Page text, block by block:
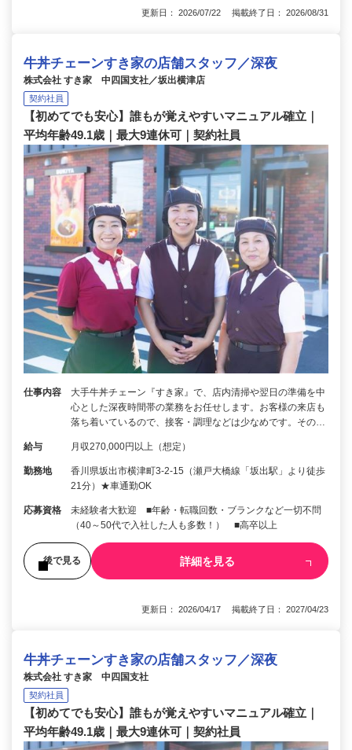
更新日： 2026/07/22 掲載終了日： 2026/08/31
牛丼チェーンすき家の店舗スタッフ／深夜
株式会社 すき家 中四国支社／坂出横津店
契約社員
【初めてでも安心】誰もが覚えやすいマニュアル確立｜
平均年齢49.1歳｜最大9連休可｜契約社員
仕事内容
大手牛丼チェーン『すき家』で、店内清掃や翌日の準備を中
心とした深夜時間帯の業務をお任せします。お客様の来店も
落ち着いているので、接客・調理などは少なめです。その…
給与 月収270,000円以上（想定）
勤務地
香川県坂出市横津町3-2-15（瀬戸大橋線「坂出駅」より徒歩
21分）★車通勤OK
応募資格
未経験者大歓迎 ■年齢・転職回数・ブランクなど一切不問
（40～50代で入社した人も多数！） ■高卒以上
後で見る 詳細を見る
更新日： 2026/04/17 掲載終了日： 2027/04/23
牛丼チェーンすき家の店舗スタッフ／深夜
株式会社 すき家 中四国支社
契約社員
【初めてでも安心】誰もが覚えやすいマニュアル確立｜
平均年齢49.1歳｜最大9連休可｜契約社員